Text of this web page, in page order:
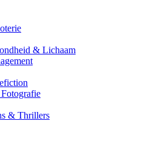
& Lichaam
& Thrillers